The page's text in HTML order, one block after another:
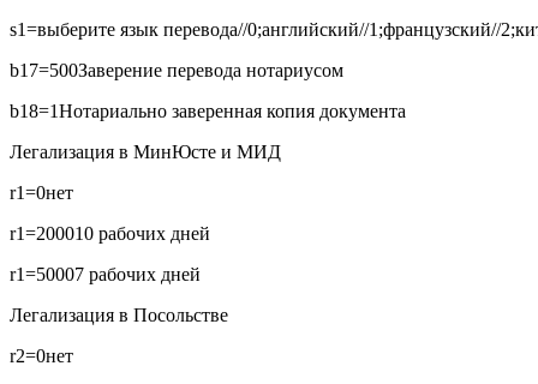
s1=выберите язык перевода//0;английский//1;французский//
b17=500Заверение перевода нотариусом
b18=1Нотариально заверенная копия документа
Легализация в МинЮсте и МИД
r1=0нет
r1=200010 рабочих дней
r1=50007 рабочих дней
Легализация в Посольстве
r2=0нет